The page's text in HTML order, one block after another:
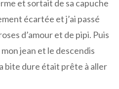
et sortait de sa capuche
écartée et j’ai passé
d’amour et de pipi. Puis
jean et le descendis
bite dure était prête à aller